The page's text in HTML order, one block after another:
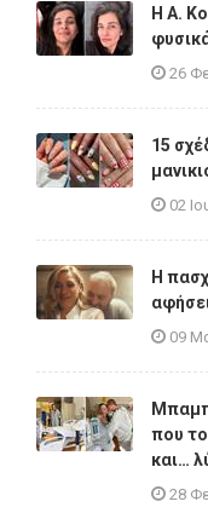
Η A.
26
15
02
Η
09
που
και…
28